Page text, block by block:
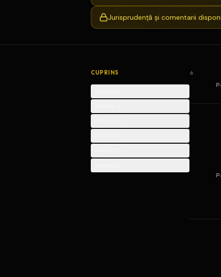
Jurisprudență și comentarii
CUPRINS 6